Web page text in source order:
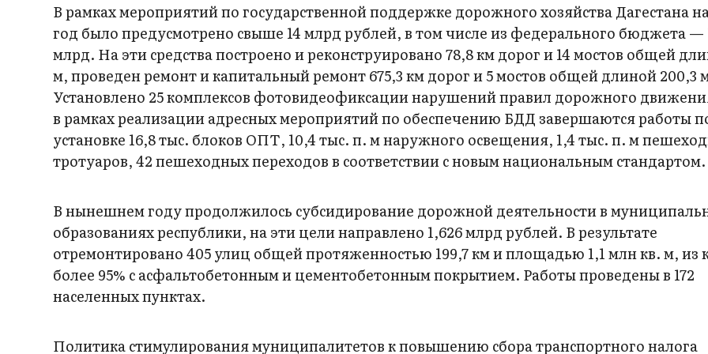
В рамках мероприятий по государственной поддержке дорожного хозяйства Дагестана
год было предусмотрено свыше 14 млрд рублей, в том числе из федерального бюджета —
млрд. На эти средства построено и реконструировано 78,8 км дорог и 14 мостов общей
м, проведен ремонт и капитальный ремонт 675,3 км дорог и 5 мостов общей длиной 200,3
Установлено 25 комплексов фотовидеофиксации нарушений правил дорожного
в рамках реализации адресных мероприятий по обеспечению БДД завершаются работы
установке 16,8 тыс. блоков ОПТ, 10,4 тыс. п. м наружного освещения, 1,4 тыс. п. м
тротуаров, 42 пешеходных переходов в соответствии с новым национальным стандартом.
В нынешнем году продолжилось субсидирование дорожной деятельности в
образованиях республики, на эти цели направлено 1,626 млрд рублей. В результате
отремонтировано 405 улиц общей протяженностью 199,7 км и площадью 1,1 млн кв. м, из
более 95% с асфальтобетонным и цементобетонным покрытием. Работы проведены в 172
населенных пунктах.
Политика стимулирования муниципалитетов к повышению сбора транспортного налога